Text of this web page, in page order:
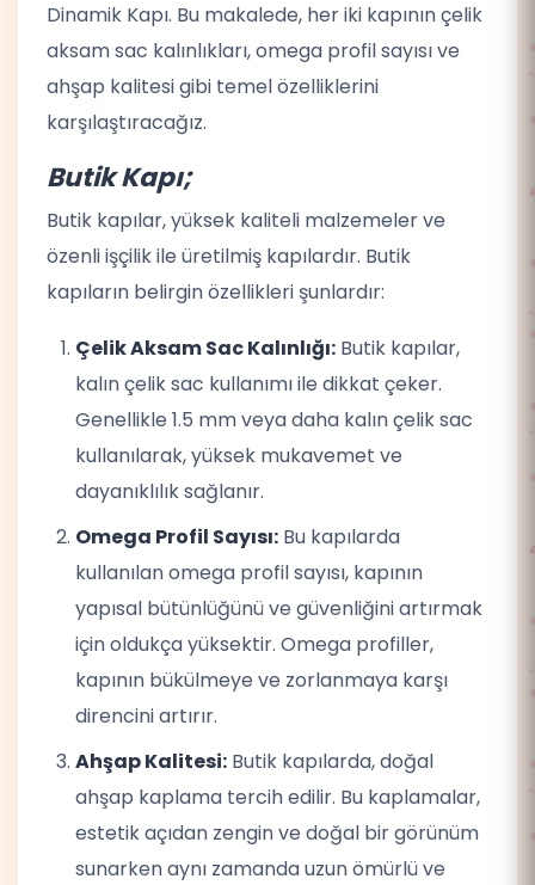
Dinamik Kapı. Bu makalede, her iki kapının çelik
aksam sac kalınlıkları, omega profil sayısı ve
ahşap kalitesi gibi temel özelliklerini
karşılaştıracağız.
Butik Kapı;
Butik kapılar, yüksek kaliteli malzemeler ve
özenli işçilik ile üretilmiş kapılardır. Butik
kapıların belirgin özellikleri şunlardır:
Çelik Aksam Sac Kalınlığı: Butik kapılar,
kalın çelik sac kullanımı ile dikkat çeker.
Genellikle 1.5 mm veya daha kalın çelik sac
kullanılarak, yüksek mukavemet ve
dayanıklılık sağlanır.
Omega Profil Sayısı: Bu kapılarda
kullanılan omega profil sayısı, kapının
yapısal bütünlüğünü ve güvenliğini artırmak
için oldukça yüksektir. Omega profiller,
kapının bükülmeye ve zorlanmaya karşı
direncini artırır.
Ahşap Kalitesi: Butik kapılarda, doğal
ahşap kaplama tercih edilir. Bu kaplamalar,
estetik açıdan zengin ve doğal bir görünüm
sunarken aynı zamanda uzun ömürlü ve